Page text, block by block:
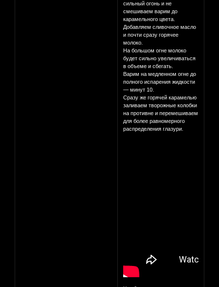
сильный огонь и не
смешиваем варим до
карамельного цвета.
Добавляем сливочное масло
и почти сразу горячее
молоко.
На большом огне молоко
будет сильно увеличиваться
в объеме и сбегать.
Варим на медленном огне до
полного испарения жидкости
— минут 10.
Сразу же горячей карамелью
заливаем творожные колобки
на противне и перемешиваем
для более равномерного
распределения глазури.